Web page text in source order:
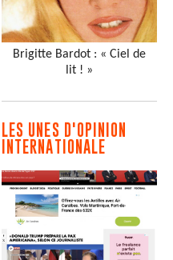
Brigitte Bardot : « Ciel de
lit ! »
LES UNES D'OPINION
INTERNATIONALE